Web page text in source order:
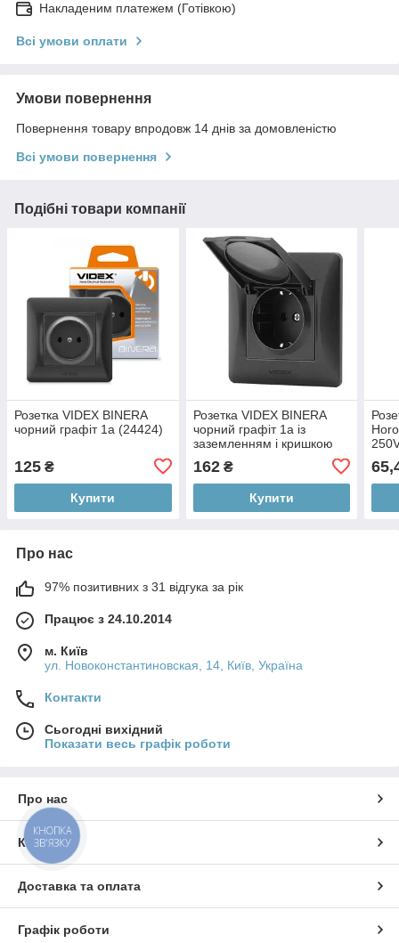
Накладеним платежем (Готівкою)
Всі умови оплати
Умови повернення
Повернення товару впродовж 14 днів за домовленістю
Всі умови повернення
Подібні товари компанії
Розетка VIDEX BINERA
чорний графіт 1а (24424)
125 ₴
Купити
Розетка VIDEX BINERA
чорний графіт 1а із
заземленням і кришкою
162₴
Купити
Про нас
97% позитивних з 31 відгука за рік
Працює з 24.10.2014
м. Київ
ул. Новоконстантиновская, 14, Київ, Україна
Контакти
Сьогодні вихідний
Показати весь графік роботи
Про нас
Контакти
Доставка та оплата
Графік роботи
КНОПКА
ЗВ'ЯЗКУ